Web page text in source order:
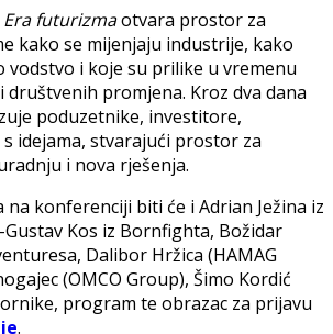
Era futurizmaotvara prostor za
kako se mijenjaju industrije, kako
vodstvo i koje su prilike u vremenu
promjena. Kroz dva dana
poduzetnike, investitore,
idejama, stvarajući prostor za
i nova rješenja.
konferenciji biti će i Adrian Ježina iz
Kos iz Bornfighta, Božidar
Dalibor Hržica (HAMAG
(OMCO Group), Šimo Kordić
program te obrazac za prijavu
.